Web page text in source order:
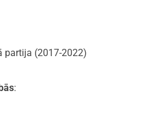
partija (2017-2022)
: